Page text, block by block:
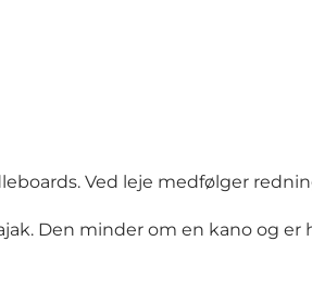
Ved leje medfølger
Den minder om en kano og